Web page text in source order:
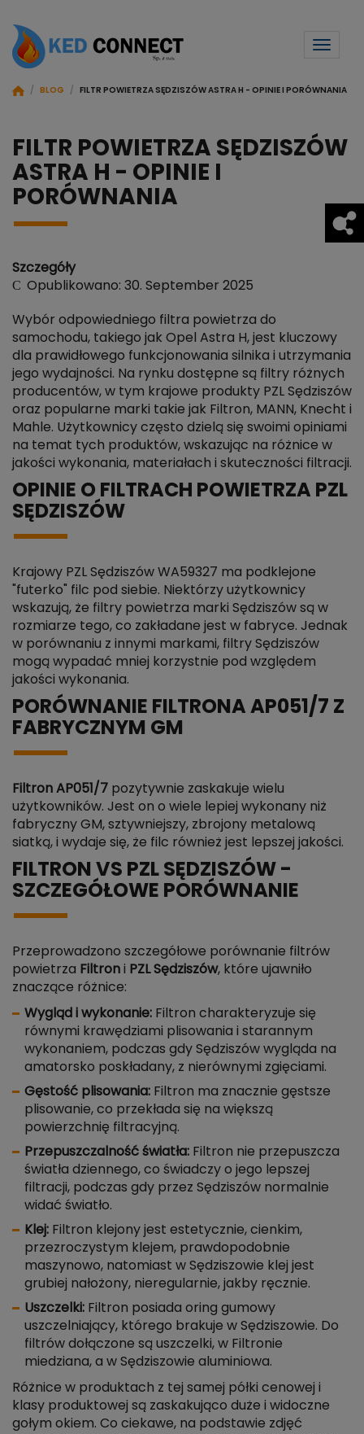
Toggle
/ BLOG / FILTR POWIETRZA SĘDZISZÓW ASTRA H - OPINIE I PORÓWNANIA
FILTR POWIETRZA SĘDZISZÓW
ASTRA H - OPINIE I
PORÓWNANIA
Szczegóły
Opublikowano: 30. September 2025
Wybór odpowiedniego filtra powietrza do
samochodu, takiego jak Opel Astra H, jest kluczowy
dla prawidłowego funkcjonowania silnika i utrzymania
jego wydajności. Na rynku dostępne są filtry różnych
producentów, w tym krajowe produkty PZL Sędziszów
oraz popularne marki takie jak Filtron, MANN, Knecht i
Mahle. Użytkownicy często dzielą się swoimi opiniami
na temat tych produktów, wskazując na różnice w
jakości wykonania, materiałach i skuteczności filtracji.
OPINIE O FILTRACH POWIETRZA PZL
SĘDZISZÓW
Krajowy PZL Sędziszów WA59327 ma podklejone
"futerko" filc pod siebie. Niektórzy użytkownicy
wskazują, że filtry powietrza marki Sędziszów są w
rozmiarze tego, co zakładane jest w fabryce. Jednak
w porównaniu z innymi markami, filtry Sędziszów
mogą wypadać mniej korzystnie pod względem
jakości wykonania.
PORÓWNANIE FILTRONA AP051/7 Z
FABRYCZNYM GM
Filtron AP051/7 pozytywnie zaskakuje wielu
użytkowników. Jest on o wiele lepiej wykonany niż
fabryczny GM, sztywniejszy, zbrojony metalową
siatką, i wydaje się, że filc również jest lepszej jakości.
FILTRON VS PZL SĘDZISZÓW -
SZCZEGÓŁOWE PORÓWNANIE
Przeprowadzono szczegółowe porównanie filtrów
powietrza Filtron i PZL Sędziszów, które ujawniło
znaczące różnice:
Wygląd i wykonanie: Filtron charakteryzuje się
równymi krawędziami plisowania i starannym
wykonaniem, podczas gdy Sędziszów wygląda na
amatorsko poskładany, z nierównymi zgięciami.
Gęstość plisowania: Filtron ma znacznie gęstsze
plisowanie, co przekłada się na większą
powierzchnię filtracyjną.
Przepuszczalność światła: Filtron nie przepuszcza
światła dziennego, co świadczy o jego lepszej
filtracji, podczas gdy przez Sędziszów normalnie
widać światło.
Klej: Filtron klejony jest estetycznie, cienkim,
przezroczystym klejem, prawdopodobnie
maszynowo, natomiast w Sędziszowie klej jest
grubiej nałożony, nieregularnie, jakby ręcznie.
Uszczelki: Filtron posiada oring gumowy
uszczelniający, którego brakuje w Sędziszowie. Do
filtrów dołączone są uszczelki, w Filtronie
miedziana, a w Sędziszowie aluminiowa.
Różnice w produktach z tej samej półki cenowej i
klasy produktowej są zaskakująco duże i widoczne
gołym okiem. Co ciekawe, na podstawie zdjęć